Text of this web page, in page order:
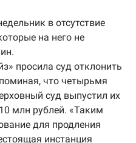
в отсутствие
на него не
просила суд отклонить
что четырьмя
суд выпустил их
млн рублей. «Таким
для продления
инстанция